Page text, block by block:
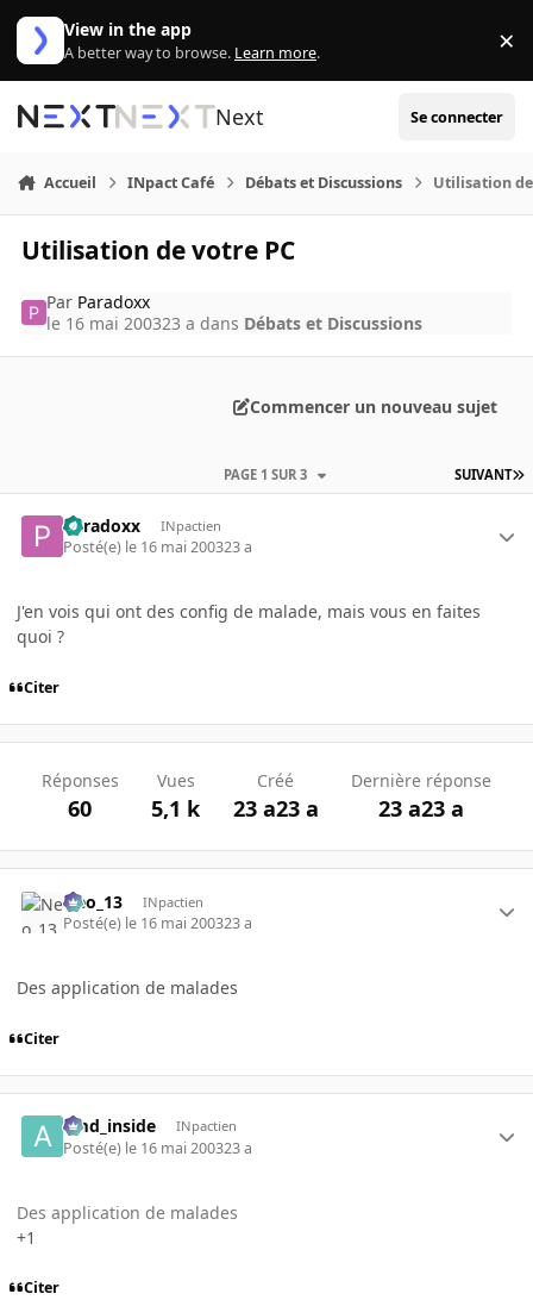
Aller au contenu
View in the app
A better way to browse. Learn more. ×
Next Se connecter
Accueil INpact Café Débats et Discussions Utilisation
Utilisation de votre PC
Par Paradoxx
le 16 mai 200323 a dans Débats et Discussions
Commencer un nouveau sujet
SUIVANT
PAGE 1 SUR 3
Paradoxx INpactien
Posté(e) le 16 mai 200323 a
J'en vois qui ont des config de malade, mais vous en faites
quoi ?
Citer
Réponses
60
Vues
5,1 k
Créé
23 a23 a
Dernière réponse
23 a23 a
Neo_13 INpactien
Posté(e) le 16 mai 200323 a
Des application de malades
Citer
amd_inside INpactien
Posté(e) le 16 mai 200323 a
Des application de malades
+1
Citer